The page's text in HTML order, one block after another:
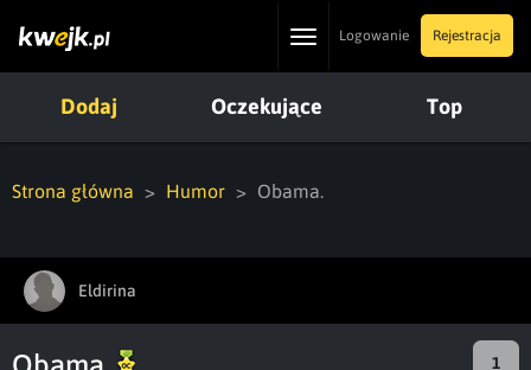
ToggleLogowanie Rejestracja
Dodaj Oczekujące Top
Strona główna Humor Obama.
Eldirina
1